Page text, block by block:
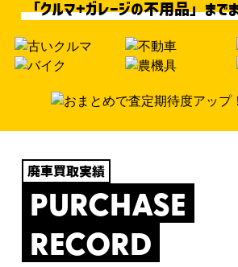
「クルマ+ガレージの不用品」まで
廃車買取実績
PURCHASE
RECORD